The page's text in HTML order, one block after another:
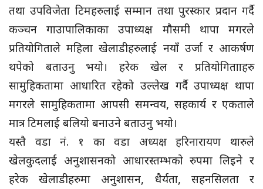
तथा उपविजेता टिमहरुलाई सम्मान तथा पुरस्कार प्रदान गर्दै
कञ्चन गाउापालिकाका उपाध्यक्ष मौसमी थापा मगरले
प्रतियोगिताले महिला खेलाडीहरुलाई नयाँ उर्जा र आकर्षण
थपेको बताउनु भयो। हरेक खेल र प्रतियोगितााहरु
सामुहिकतामा आधारित रहेको उल्लेख गर्दै उपाध्यक्ष थापा
मगरले सामुहिकतामा आपसी समन्वय, सहकार्य र एकताले
मात्र टिमलाई बलियो बनाउने बताउनु भयो।
यस्तै वडा नं. १ का वडा अध्यक्ष हरिनारायण थारुले
खेलकुदलाई अनुशासनको आधारस्तम्भको रुपमा लिइने र
हरेक खेलाडीहरुमा अनुशासन, धैर्यता, सहनसिलता र